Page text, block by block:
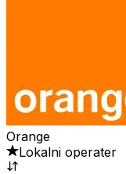
Orange
Lokalni operater